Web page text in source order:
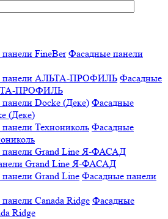
Фасадные панели
Фасадные
ПРОФИЛЬ
Фасадные
(Деке)
Фасадные
Grand Line Я-ФАСАД
Фасадные панели
Фасадные
Ridge